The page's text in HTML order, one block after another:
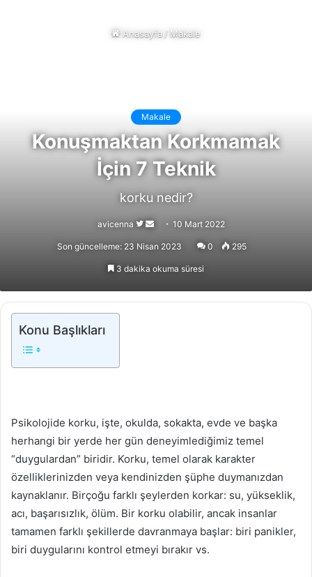
Anasayfa/Makale
Makale
Konuşmaktan Korkmamak
İçin 7 Teknik
korku nedir?
avicenna
Follow
Bir
göndermek
10 Mart 2022
Son güncelleme: 23 Nisan 2023 0 295
3 dakika okuma süresi
Konu Başlıkları
Psikolojide korku, işte, okulda, sokakta, evde ve başka
herhangi bir yerde her gün deneyimlediğimiz temel
“duygulardan” biridir. Korku, temel olarak karakter
özelliklerinizden veya kendinizden şüphe duymanızdan
kaynaklanır. Birçoğu farklı şeylerden korkar: su, yükseklik,
acı, başarısızlık, ölüm. Bir korku olabilir, ancak insanlar
tamamen farklı şekillerde davranmaya başlar: biri panikler,
biri duygularını kontrol etmeyi bırakır vs.